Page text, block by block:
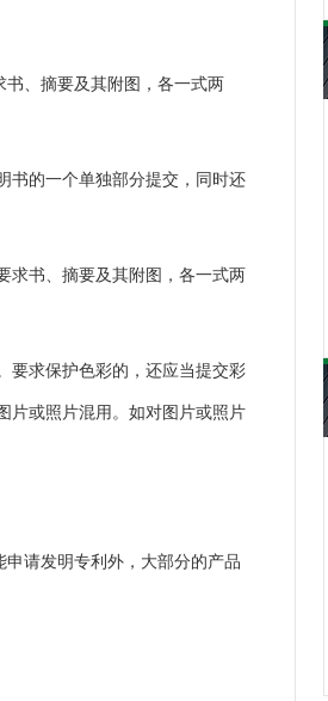
、摘要及其附图，各一式两
的一个单独部分提交，同时还
书、摘要及其附图，各一式两
求保护色彩的，还应当提交彩
片或照片混用。如对图片或照片
请发明专利外，大部分的产品